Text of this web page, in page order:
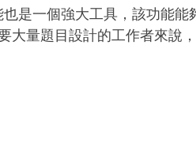
是一個強大工具，該功能能
大量題目設計的工作者來說